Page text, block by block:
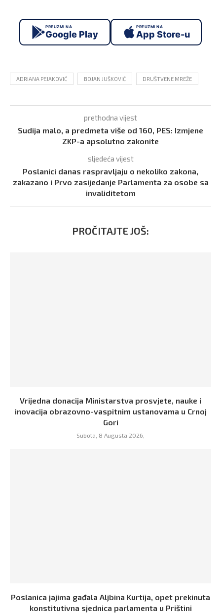
PREUZMI NA
Google Play
PREUZMI NA
App Store-u
ADRIANA PEJAKOVIĆ BOJAN JUŠKOVIĆ DRUŠTVENE MREŽE
prethodna vijest
Sudija malo, a predmeta više od 160, PES: Izmjene
ZKP-a apsolutno zakonite
sljedeća vijest
Poslanici danas raspravljaju o nekoliko zakona,
zakazano i Prvo zasijedanje Parlamenta za osobe sa
invaliditetom
PROČITAJTE JOŠ:
Vrijedna donacija Ministarstva prosvjete, nauke i
inovacija obrazovno-vaspitnim ustanovama u Crnoj
Gori
Subota, 8 Augusta 2026,
Poslanica jajima gađala Aljbina Kurtija, opet prekinuta
konstitutivna sjednica parlamenta u Prištini